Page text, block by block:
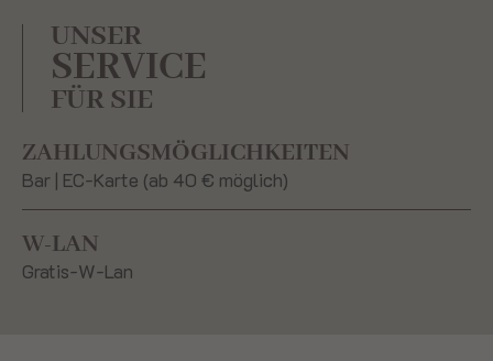
UNSER
SERVICE
FÜR SIE
ZAHLUNGSMÖGLICHKEITEN
Bar | EC-Karte (ab 40 € möglich)
W-LAN
Gratis-W-Lan